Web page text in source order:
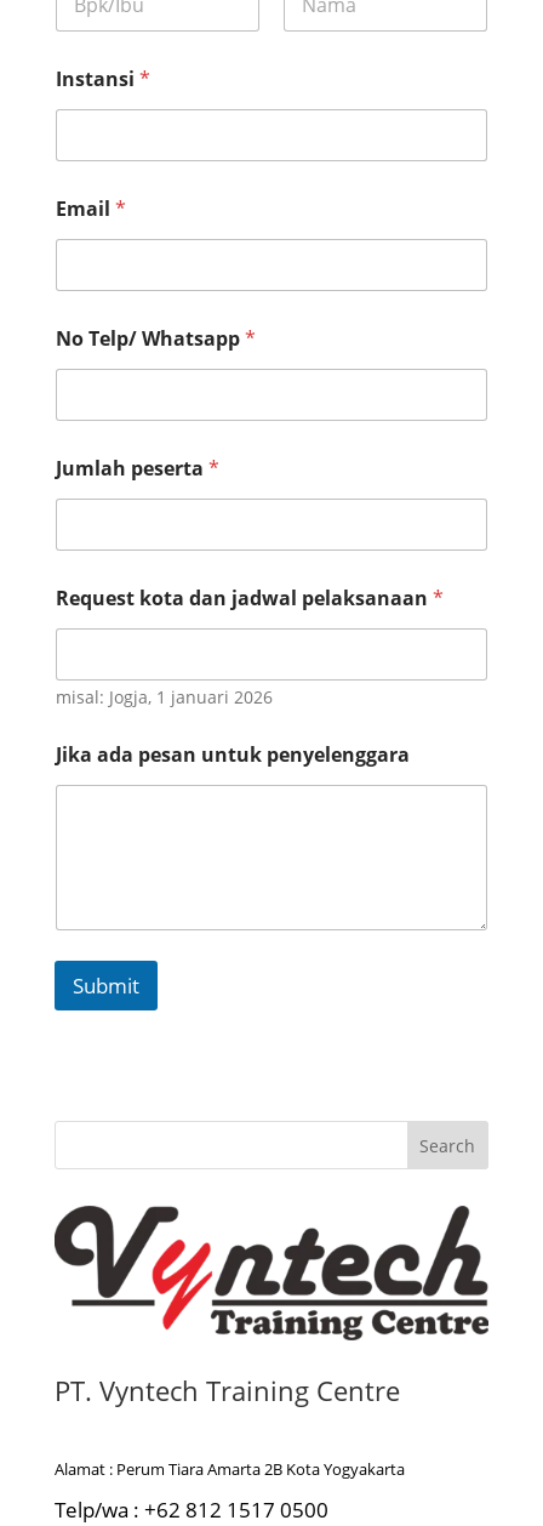
*
Instansi *
Email *
No Telp/ Whatsapp*
Jumlah peserta *
Request kota dan jadwal pelaksanaan *
misal: Jogja, 1 januari 2026
Jika ada pesan untuk penyelenggara
Submit
Search
PT. Vyntech Training Centre
Alamat : Perum Tiara Amarta 2B Kota Yogyakarta
Telp/wa : +62 812 1517 0500